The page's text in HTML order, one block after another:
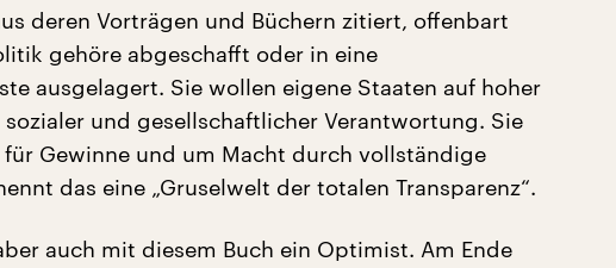
deren Vorträgen und Büchern zitiert, offenbart
gehöre abgeschafft oder in eine
ausgelagert. Sie wollen eigene Staaten auf hoher
und gesellschaftlicher Verantwortung. Sie
Gewinne und um Macht durch vollständige
das eine „Gruselwelt der totalen Transparenz“.
auch mit diesem Buch ein Optimist. Am Ende